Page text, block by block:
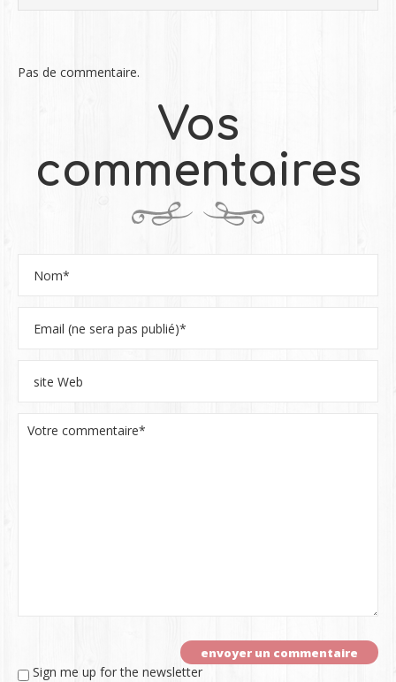
Pas de commentaire.
Vos
commentaires
Sign me up for the newsletter